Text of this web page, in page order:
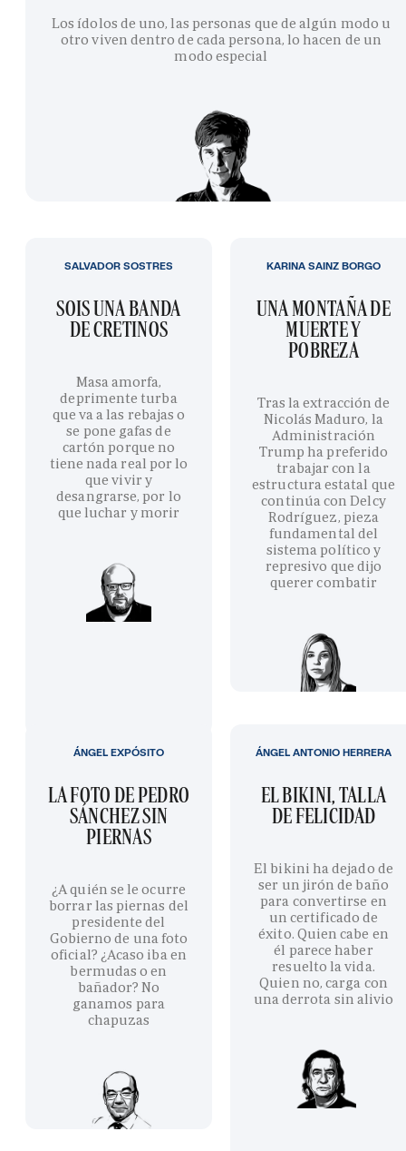
Los ídolos de uno, las personas que de algún modo u
otro viven dentro de cada persona, lo hacen de un
modo especial
SOIS UNA BANDA
DE CRETINOS
Masa amorfa,
deprimente turba
que va a las rebajas o
se pone gafas de
cartón porque no
tiene nada real por lo
que vivir y
desangrarse, por lo
que luchar y morir
SALVADOR SOSTRES
UNA MONTAÑA DE
MUERTE Y
POBREZA
Tras la extracción de
Nicolás Maduro, la
Administración
Trump ha preferido
trabajar con la
estructura estatal que
continúa con Delcy
Rodríguez, pieza
fundamental del
sistema político y
represivo que dijo
querer combatir
KARINA SAINZ BORGO
LA FOTO DE PEDRO
SÁNCHEZ SIN
PIERNAS
¿A quién se le ocurre
borrar las piernas del
presidente del
Gobierno de una foto
oficial? ¿Acaso iba en
bermudas o en
bañador? No
ganamos para
chapuzas
ÁNGEL EXPÓSITO
EL BIKINI, TALLA
DE FELICIDAD
El bikini ha dejado de
ser un jirón de baño
para convertirse en
un certificado de
éxito. Quien cabe en
él parece haber
resuelto la vida.
Quien no, carga con
una derrota sin alivio
ÁNGEL ANTONIO HERRERA